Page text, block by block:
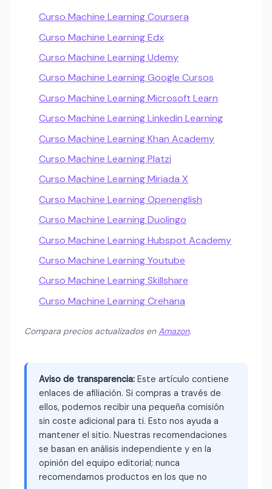
Curso Machine Learning Coursera
Curso Machine Learning Edx
Curso Machine Learning Udemy
Curso Machine Learning Google Cursos
Curso Machine Learning Microsoft Learn
Curso Machine Learning Linkedin Learning
Curso Machine Learning Khan Academy
Curso Machine Learning Platzi
Curso Machine Learning Miriada X
Curso Machine Learning Openenglish
Curso Machine Learning Duolingo
Curso Machine Learning Hubspot Academy
Curso Machine Learning Youtube
Curso Machine Learning Skillshare
Curso Machine Learning Crehana
Compara precios actualizados enAmazon.
Aviso de transparencia: Este artículo contiene
enlaces de afiliación. Si compras a través de
ellos, podemos recibir una pequeña comisión
sin coste adicional para ti. Esto nos ayuda a
mantener el sitio. Nuestras recomendaciones
se basan en análisis independiente y en la
opinión del equipo editorial; nunca
recomendamos productos en los que no